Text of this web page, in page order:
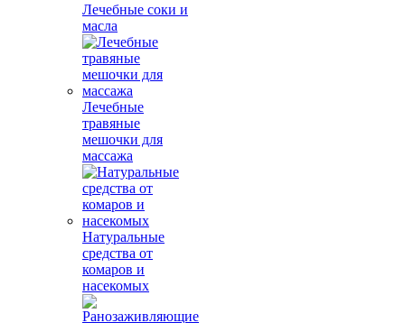
Лечебные соки и
масла
Лечебные
травяные
мешочки для
массажа
Натуральные
средства от
комаров и
насекомых